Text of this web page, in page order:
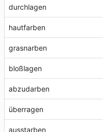
durchlagen
hautfarben
grasnarben
bloßlagen
abzudarben
überragen
ausstarben